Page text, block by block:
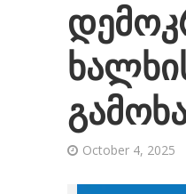
October 4, 2025